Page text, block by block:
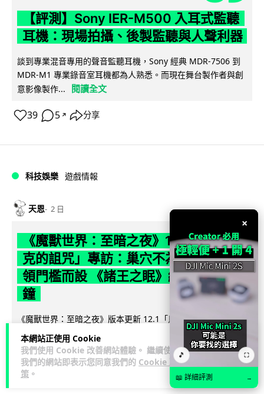
本網站正使用 Cookie
我們使用 Cookie 改善網站體驗。 繼續使用
我們的網站即表示您同意我們的 Cookie 政
策 。
【評測】Sony IER-M500 入耳式監聽
耳機：現場拍攝、後製監聽與人聲利器
談到專業混音專用的聲音監聽耳機，Sony 經典 MDR-7506 到
MDR-M1 專業錄音室耳機都為人熟悉。而現在舞台製作者與創
意影像製作...
閱讀全文
39 5 ↗ 分享
科技娛樂 遊戲情報
天恩 2 日
《魔獸世界：至暗之夜》12.1 「烏拉特
克的詛咒」專訪：巢穴不為提高世界首
領門檻而設 《諸王之眠》縮短約 10 分
鐘
《魔獸世界：至暗之夜》版本更新 12.1「烏拉特克的詛咒」將
於 8 月 13 日正式上線，帶來全新區域「盤蛇島」、地城「毒牙
祭壇」、新型態世... 閱讀全文
116
×
🎵 ⛶
📖 詳細評測 →